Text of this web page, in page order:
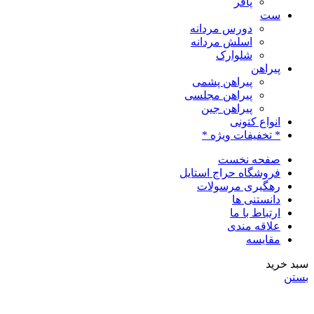
ست
دورس مردانه
اسلش مردانه
شلوارک
پیراهن
پیراهن پشمی
پیراهن مجلسی
پیراهن جین
انواع کتونی
* تخفیفات ویژه *
صفحه نخست
فروشگاه حراج استایل
رهگیری مرسولات
دانستنی ها
ارتباط با ما
علاقه مندی
مقایسه
سبد خرید
بستن